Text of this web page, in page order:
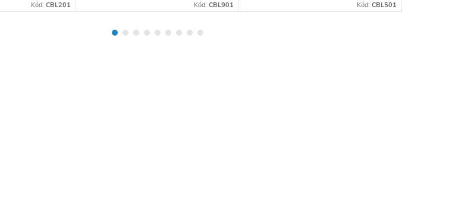
Kód: CBL201 Kód: CBL901 Kód: CBL501